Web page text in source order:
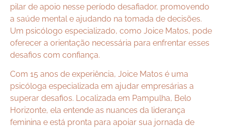
pilar de apoio nesse período desafiador, promovendo
a saúde mental e ajudando na tomada de decisões.
Um psicólogo especializado, como Joice Matos, pode
oferecer a orientação necessária para enfrentar esses
desafios com confiança.
Com 15 anos de experiência, Joice Matos é uma
psicóloga especializada em ajudar empresárias a
superar desafios. Localizada em Pampulha, Belo
Horizonte, ela entende as nuances da liderança
feminina e está pronta para apoiar sua jornada de